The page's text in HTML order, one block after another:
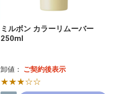
ミルボン カラーリムーバー
250ml
卸値： ご契約後表示
★★★☆☆